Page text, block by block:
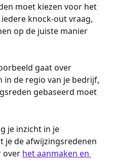
moet kiezen voor het
knock-out vraag,
op de juiste manier
gaat over
de regio van je bedrijf,
gebaseerd moet
je inzicht in je
je de afwijzingsredenen
over het aanmaken en